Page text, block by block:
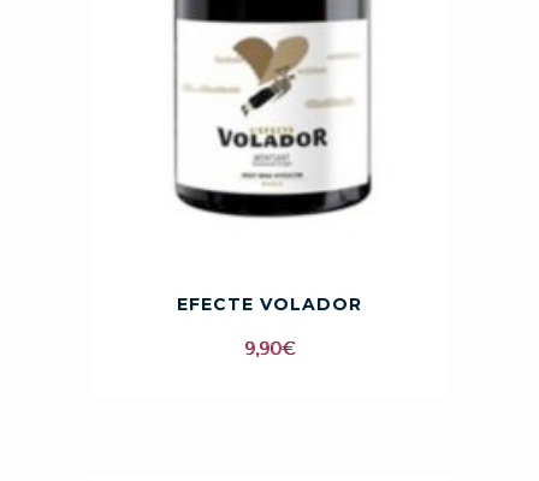
EFECTE VOLADOR
9,90€